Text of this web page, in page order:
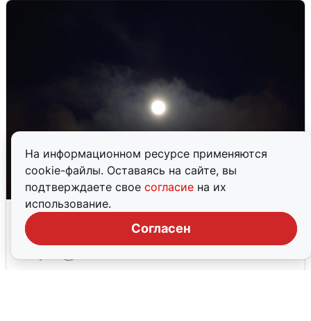
На информационном ресурсе применяются
cookie-файлы. Оставаясь на сайте, вы
подтверждаете свое согласие на их
использование.
Согласен
Взрывы в Воронеже после сигнала
тревоги